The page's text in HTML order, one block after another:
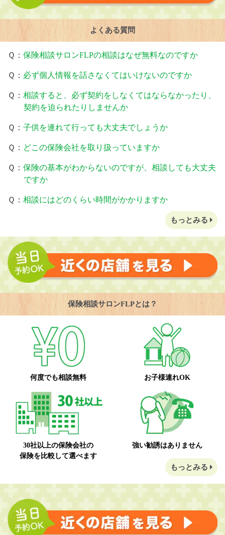
よくある質問
Ｑ： 保険相談サロンFLPの相談はなぜ無料なのですか
Ｑ： 必ず個人情報を話さなくてはいけないのですか
Ｑ： 相談すると、必ず契約をしなくてはならなかったり、
契約を迫られたりしませんか
Ｑ： 子供を連れて行っても大丈夫でしょうか
Ｑ： どこの保険会社を取り扱っていますか
Ｑ： 保険の基本がわからないのですが、相談しても大丈夫
ですか
Ｑ： 相談にはどのくらい時間がかかりますか
もっとみる
保険相談サロンFLPとは？
何度でも相談無料 お子様連れOK
30社以上の保険会社の
保険を比較して選べます
強い勧誘はありません
もっとみる